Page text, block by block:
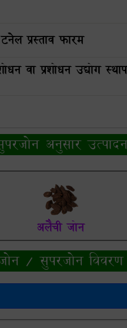
प्रस्ताव फारम
वा प्रशोधन उद्योग
अनुसार
अलैंची जोन
/ सुपरजोन विवरण